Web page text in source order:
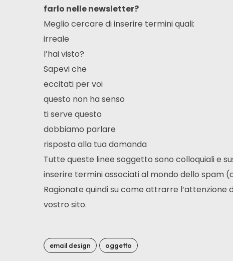
farlo nelle newsletter?
Meglio cercare di inserire termini quali:
irreale
l’hai visto?
Sapevi che
eccitati per voi
questo non ha senso
ti serve questo
dobbiamo parlare
risposta alla tua domanda
Tutte queste linee soggetto sono colloquiali e
inserire termini associati al mondo dello spam
Ragionate quindi su come attrarre
vostro sito.
email design oggetto